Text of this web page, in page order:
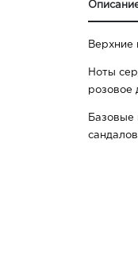
Верхние
Ноты
розовое
Базовые